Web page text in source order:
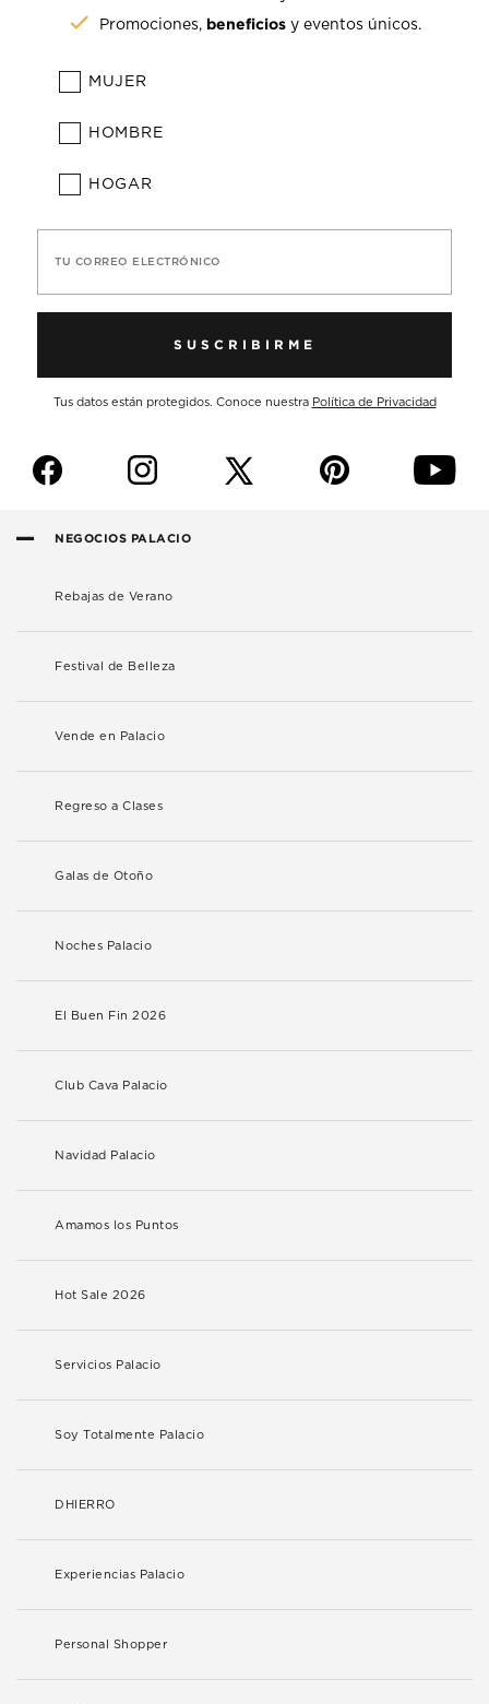
Promociones, beneficios y eventos únicos.
MUJER
HOMBRE
HOGAR
TU CORREO ELECTRÓNICO
SUSCRIBIRME
Tus datos están protegidos. Conoce nuestra Política de Privacidad
f i p y
NEGOCIOS PALACIO
Rebajas de Verano
Festival de Belleza
Vende en Palacio
Regreso a Clases
Galas de Otoño
Noches Palacio
El Buen Fin 2026
Club Cava Palacio
Navidad Palacio
Amamos los Puntos
Hot Sale 2026
Servicios Palacio
Soy Totalmente Palacio
DHIERRO
Experiencias Palacio
Personal Shopper